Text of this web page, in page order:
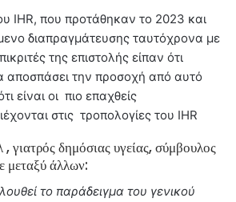
IHR, που προτάθηκαν το 2023 και
διαπραγμάτευσης ταυτόχρονα με
της επιστολής είπαν ότι
αποσπάσει την προσοχή από αυτό
είναι οι πιο επαχθείς
στις τροπολογίες του IHR
γιατρός δημόσιας υγείας, σύμβουλος
μεταξύ άλλων:
το παράδειγμα του γενικού